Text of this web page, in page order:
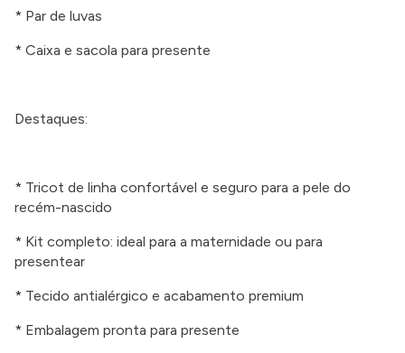
* Par de luvas
* Caixa e sacola para presente
Destaques:
* Tricot de linha confortável e seguro para a pele do
recém-nascido
* Kit completo: ideal para a maternidade ou para
presentear
* Tecido antialérgico e acabamento premium
* Embalagem pronta para presente